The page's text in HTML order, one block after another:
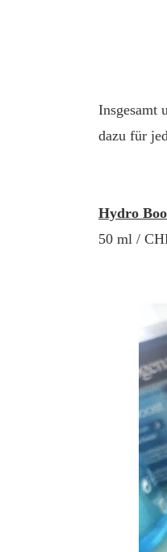
Insgesamt
dazu für
Hydro
50 ml /